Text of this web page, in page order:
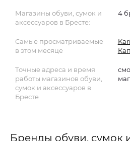
Магазины обуви, сумок и
аксессуаров в Бресте:
4
Самые просматриваемые
в этом месяце
Kari
Точные адреса и время
работы магазинов обуви,
сумок и аксессуаров в
Бресте
Бренды обуви, сумок